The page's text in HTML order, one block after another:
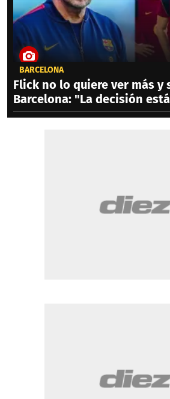
BARCELONA
Flick no lo quiere ver más y
Barcelona: "La decisión